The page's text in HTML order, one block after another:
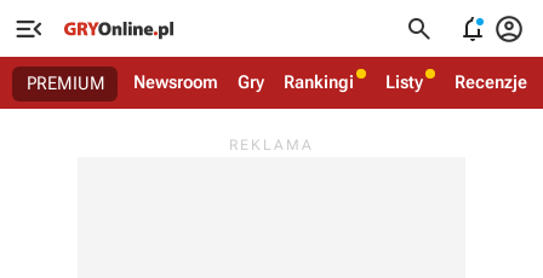
   
PREMIUM Newsroom Gry Rankingi Listy Recenzje